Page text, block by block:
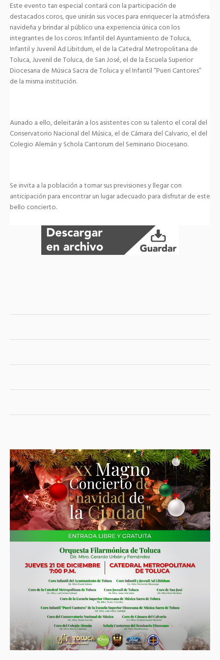
Este evento tan especial contará con la participación de
destacados coros, que unirán sus voces para enriquecer la atmósfera
navideña y brindar al público una experiencia única con los
integrantes de los coros: Infantil del Ayuntamiento de Toluca,
Infantil y Juvenil Ad Libitdum, el de la Catedral Metropolitana de
Toluca, Juvenil de Toluca, de San José, el de la Escuela Superior
Diocesana de Música Sacra de Toluca y el Infantil “Pueri Cantores”
de la misma institución.
Aunado a ello, deleitarán a los asistentes con su talento el coral del
Conservatorio Nacional del Música, el de Cámara del Calvario, el del
Colegio Alemán y Schola Cantorum del Seminario Diocesano.
Se invita a la población a tomar sus previsiones y llegar con
anticipación para encontrar un lugar adecuado para disfrutar de este
bello concierto.